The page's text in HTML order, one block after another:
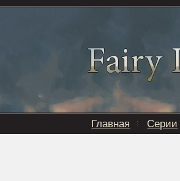
Главная Серии